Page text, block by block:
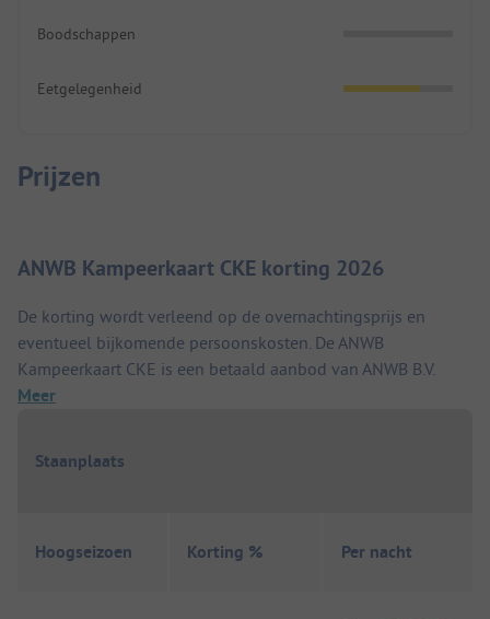
Boodschappen
Eetgelegenheid
Prijzen
ANWB Kampeerkaart CKE korting 2026
De korting wordt verleend op de overnachtingsprijs en
eventueel bijkomende persoonskosten. De ANWB
Kampeerkaart CKE is een betaald aanbod van ANWB B.V.
Meer
Staanplaats
Hoogseizoen Korting % Per nacht